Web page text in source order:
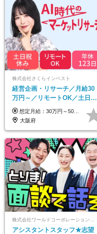
株式会社さくらインベスト
経営企画・リサーチ／月給30
万円～／リモートOK／土日祝
休み／生成AIを活用できる方
歓迎
想定月給：30万円～50万円程度＋各種手当＋賞与年2回 ※想定年収：400万円～600万円 ※経験・能力等考慮の上、規定により優遇 ※上記月給には固定残業代を含みます。固定残業代は、時間外労働の有無に関わらず月10時間分（月2.2万円（月収30万円の場合）～3.6万円（月収50万円の場合））を支給し、超過分は追加で支給します ※試用期間2ヶ月（待遇に差異なし） 【固定残業代について】 固定残業10時間分（22,000円～36,000円）を含む ※超過分は別途全額支給
大阪府
アシスタントスタッフ★志望